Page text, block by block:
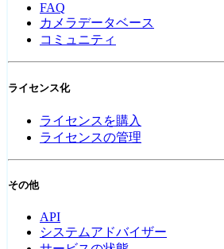
FAQ
カメラデータベース
コミュニティ
ライセンス化
ライセンスを購入
ライセンスの管理
その他
API
システムアドバイザー